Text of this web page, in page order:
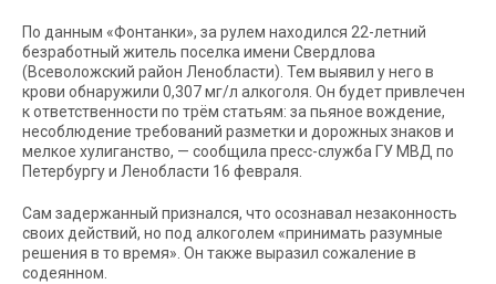
По данным «Фонтанки», за рулем находился 22-летний
безработный житель поселка имени Свердлова
(Всеволожский район Ленобласти). Тем выявил у него в
крови обнаружили 0,307 мг/л алкоголя. Он будет привлечен
к ответственности по трём статьям: за пьяное вождение,
несоблюдение требований разметки и дорожных знаков и
мелкое хулиганство, — сообщила пресс-служба ГУ МВД по
Петербургу и Ленобласти 16 февраля.
Сам задержанный признался, что осознавал незаконность
своих действий, но под алкоголем «принимать разумные
решения в то время». Он также выразил сожаление в
содеянном.